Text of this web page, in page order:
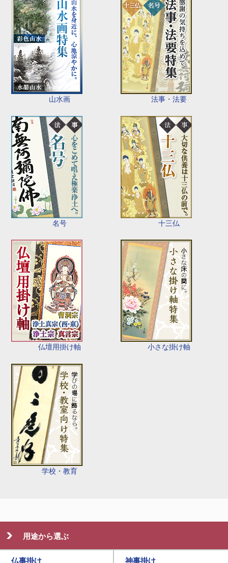
山水画 法事・法要
名号 十三仏
仏壇用掛け軸 小さな掛け軸
学校・教育
用途から選ぶ
仏事掛け 神事掛け